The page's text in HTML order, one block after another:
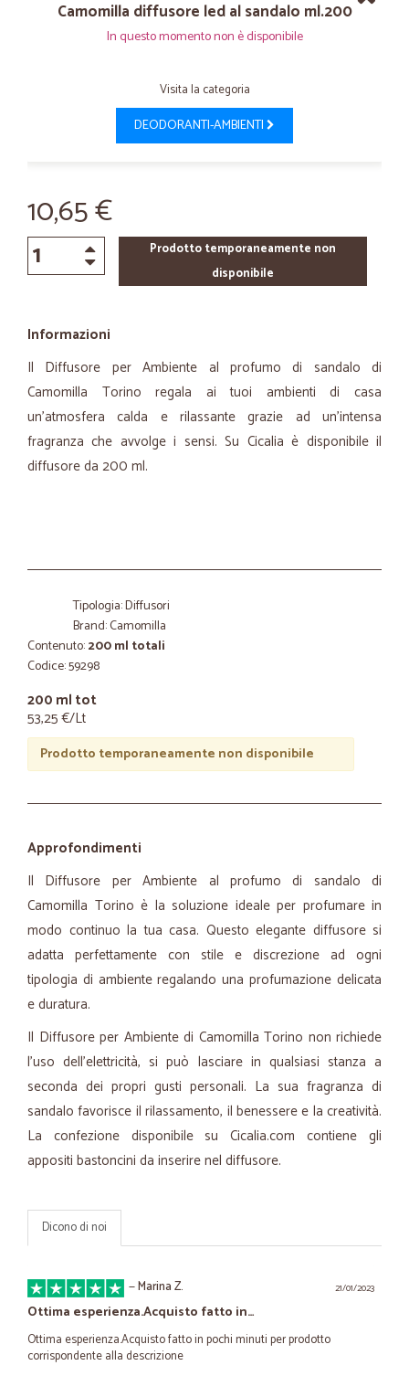
Camomilla diffusore led al sandalo ml.200
In questo momento non è disponibile
Visita la categoria
DEODORANTI-AMBIENTI
10,65 €
Prodotto temporaneamente non
disponibile
Informazioni
Il Diffusore per Ambiente al profumo di sandalo di
Camomilla Torino regala ai tuoi ambienti di casa
un’atmosfera calda e rilassante grazie ad un’intensa
fragranza che avvolge i sensi. Su Cicalia è disponibile il
diffusore da 200 ml.
Tipologia: Diffusori
Brand: Camomilla
Contenuto:200 ml totali
Codice: 59298
200 ml tot
53,25 €/Lt
Prodotto temporaneamente non disponibile
Approfondimenti
Il Diffusore per Ambiente al profumo di sandalo di
Camomilla Torino è la soluzione ideale per profumare in
modo continuo la tua casa. Questo elegante diffusore si
adatta perfettamente con stile e discrezione ad ogni
tipologia di ambiente regalando una profumazione delicata
e duratura.
Il Diffusore per Ambiente di Camomilla Torino non richiede
l’uso dell’elettricità, si può lasciare in qualsiasi stanza a
seconda dei propri gusti personali. La sua fragranza di
sandalo favorisce il rilassamento, il benessere e la creatività.
La confezione disponibile su Cicalia.com contiene gli
appositi bastoncini da inserire nel diffusore.
Dicono di noi
21/01/2023
—Marina Z.
Ottima esperienza.Acquisto fatto in…
Ottima esperienza.Acquisto fatto in pochi minuti per prodotto
corrispondente alla descrizione